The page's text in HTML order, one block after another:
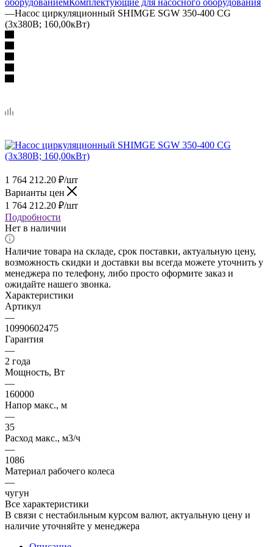
—Насос циркуляционный SHIMGE SGW 350-400 CG
(3х380В; 160,00кВт)
1 764 212.20 ₽/шт
Варианты цен
1 764 212.20 ₽/шт
Подробности
Нет в наличии
Наличие товара на складе, срок поставки, актуальную цену,
возможность скидки и доставки вы всегда можете уточнить у
менеджера по телефону, либо просто оформите заказ и
ожидайте нашего звонка.
Характеристики
Артикул
—
10990602475
Гарантия
—
2 года
Мощность, Вт
—
160000
Напор макс., м
—
35
Расход макс., м3/ч
—
1086
Материал рабочего колеса
—
чугун
Все характеристики
В связи с нестабильным курсом валют, актуальную цену и
наличие уточняйте у менеджера